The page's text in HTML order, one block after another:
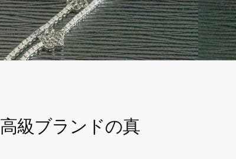
間を体験しよう！
検
索
切
級ブランドの真